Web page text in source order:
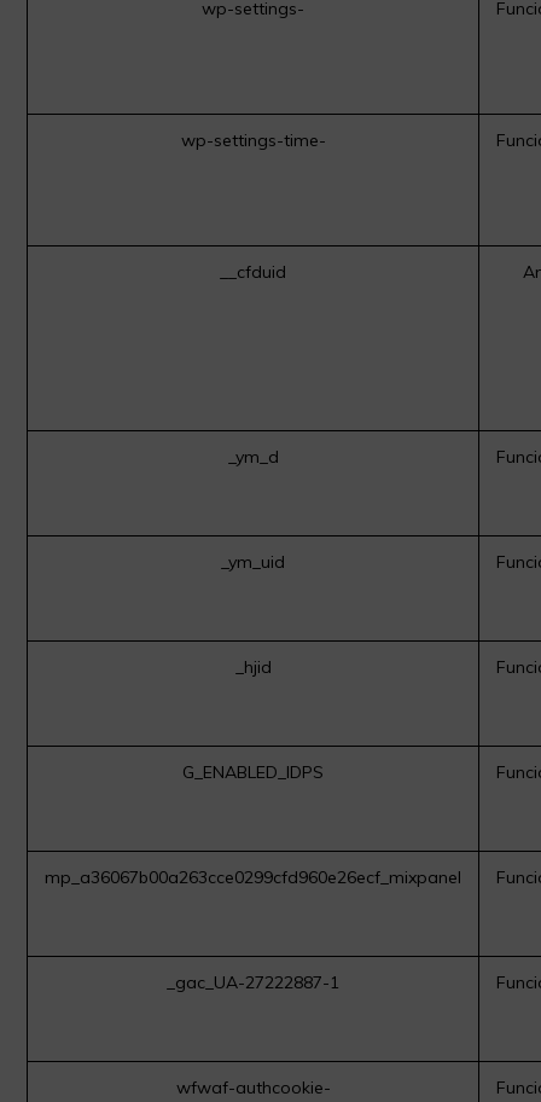
wp-settings-
wp-settings-time-
__cfduid
_ym_d
_ym_uid
_hjid
G_ENABLED_IDPS
mp_a36067b00a263cce0299cfd960e26ecf_mixpanel
_gac_UA-27222887-1
wfwaf-authcookie-